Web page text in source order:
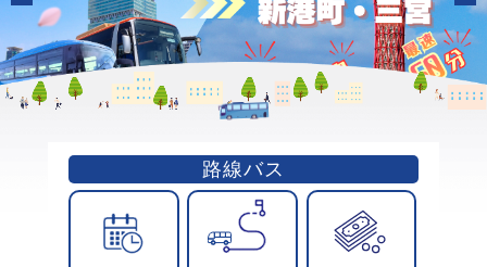
路線バス